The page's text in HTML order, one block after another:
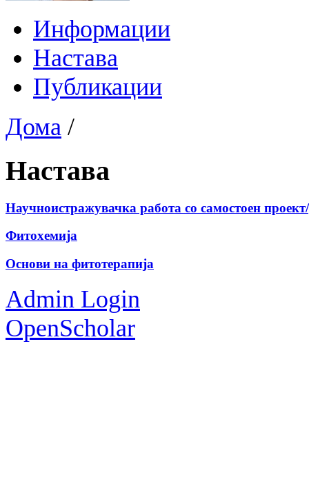
Информации
Настава
Публикации
Дома /
Настава
Научноистражувачка работа со самостоен
Фитохемија
Основи на фитотерапијa
Admin Login
OpenScholar